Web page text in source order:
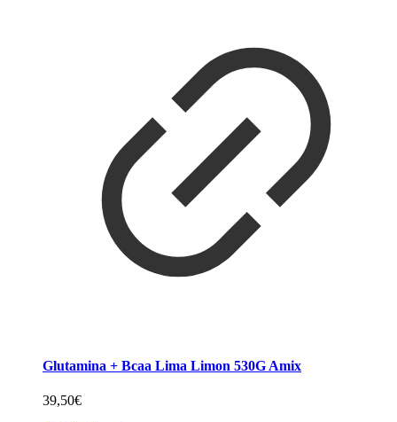
Glutamina + Bcaa Lima Limon 530G Amix
39,50€